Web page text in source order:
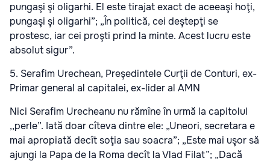
pungaşi şi oligarhi. El este tirajat exact de aceeaşi hoţi,
pungaşi şi oligarhi”; „În politică, cei deştepţi se
prostesc, iar cei proşti prind la minte. Acest lucru este
absolut sigur”.
5. Serafim Urechean, Preşedintele Curţii de Conturi, ex-
Primar general al capitalei, ex-lider al AMN
Nici Serafim Urecheanu nu rămîne în urmă la capitolul
,,perle”. Iată doar cîteva dintre ele: „Uneori, secretara e
mai apropiată decît soţia sau soacra”; „Este mai uşor să
ajungi la Papa de la Roma decît la Vlad Filat”; „Dacă